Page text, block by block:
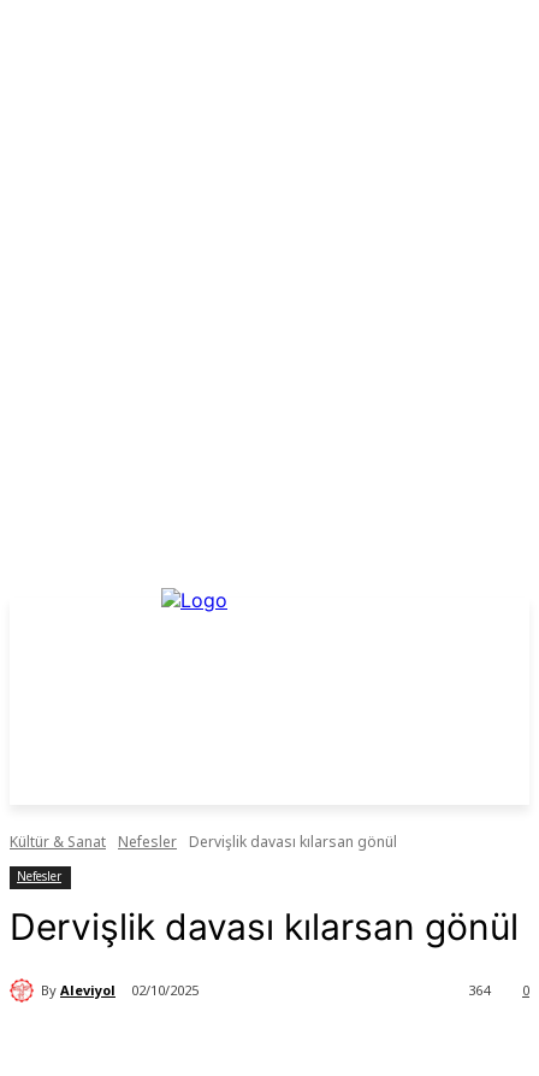
Kültür & Sanat Nefesler Dervişlik davası kılarsan gönül
Nefesler
Dervişlik davası kılarsan gönül
By Aleviyol 02/10/2025 0
364